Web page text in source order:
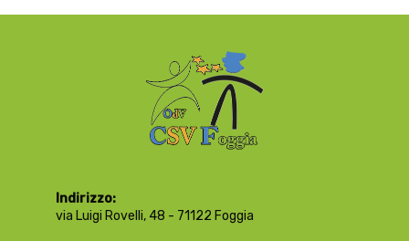
Indirizzo:
via Luigi Rovelli, 48 - 71122 Foggia